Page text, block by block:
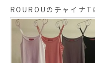
ROUROUのチャイナT